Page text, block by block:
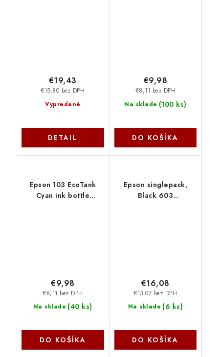
Vypredané
€15,80 bez DPH
€19,43
DETAIL
Na sklade (100 ks)
€8,11 bez DPH
€9,98
DO KOŠÍKA
Epson 103 EcoTank
Cyan ink bottle
Na sklade (40 ks)
€8,11 bez DPH
€9,98
DO KOŠÍKA
Epson singlepack,
Black 603
Na sklade (6 ks)
€13,07 bez DPH
€16,08
DO KOŠÍKA